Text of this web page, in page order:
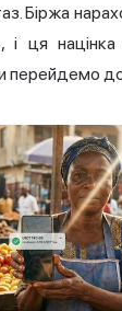
Біржа
і ця
перейдемо